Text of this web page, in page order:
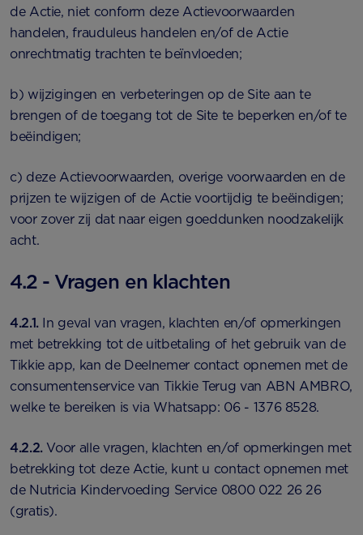
de Actie, niet conform deze Actievoorwaarden
handelen, frauduleus handelen en/of de Actie
onrechtmatig trachten te beïnvloeden;
b) wijzigingen en verbeteringen op de Site aan te
brengen of de toegang tot de Site te beperken en/of te
beëindigen;
c) deze Actievoorwaarden, overige voorwaarden en de
prijzen te wijzigen of de Actie voortijdig te beëindigen;
voor zover zij dat naar eigen goeddunken noodzakelijk
acht.
4.2 - Vragen en klachten
4.2.1. In geval van vragen, klachten en/of opmerkingen
met betrekking tot de uitbetaling of het gebruik van de
Tikkie app, kan de Deelnemer contact opnemen met de
consumentenservice van Tikkie Terug van ABN AMBRO,
welke te bereiken is via Whatsapp: 06 - 1376 8528.
4.2.2.Voor alle vragen, klachten en/of opmerkingen met
betrekking tot deze Actie, kunt u contact opnemen met
de Nutricia Kindervoeding Service 0800 022 26 26
(gratis).